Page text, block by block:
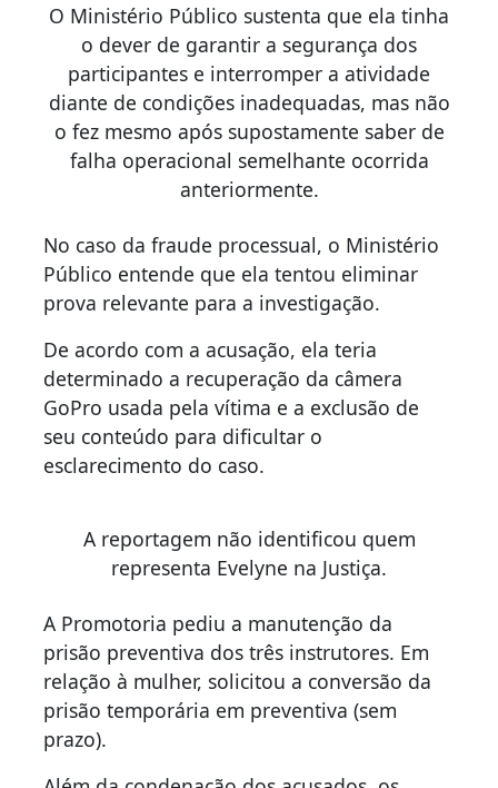
O Ministério Público sustenta que ela tinha
o dever de garantir a segurança dos
participantes e interromper a atividade
diante de condições inadequadas, mas não
o fez mesmo após supostamente saber de
falha operacional semelhante ocorrida
anteriormente.
No caso da fraude processual, o Ministério
Público entende que ela tentou eliminar
prova relevante para a investigação.
De acordo com a acusação, ela teria
determinado a recuperação da câmera
GoPro usada pela vítima e a exclusão de
seu conteúdo para dificultar o
esclarecimento do caso.
A reportagem não identificou quem
representa Evelyne na Justiça.
A Promotoria pediu a manutenção da
prisão preventiva dos três instrutores. Em
relação à mulher, solicitou a conversão da
prisão temporária em preventiva (sem
prazo).